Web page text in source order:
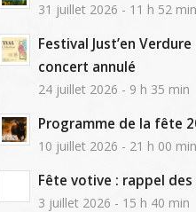
31 juillet 2026 - 11 h 52 min
Festival Just’en
concert annulé
24 juillet 2026 - 9 h 35 min
Programme de la fête
10 juillet 2026 - 21 h 00 min
Fête votive : rappel
3 juillet 2026 - 15 h 40 min